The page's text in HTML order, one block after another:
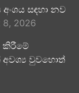
සඳහා නව
8, 2026
කිරීමේ
වුවහොත්